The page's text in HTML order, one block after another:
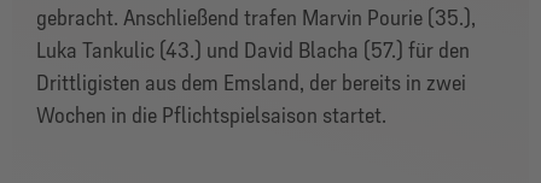
gebracht. Anschließend trafen Marvin Pourie (35.),
Luka Tankulic (43.) und David Blacha (57.) für den
Drittligisten aus dem Emsland, der bereits in zwei
Wochen in die Pflichtspielsaison startet.